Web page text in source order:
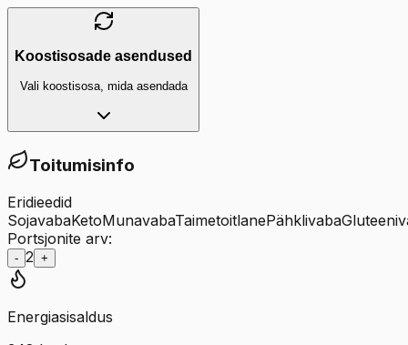
Koostisosade asendused
Vali koostisosa, mida asendada
Toitumisinfo
Eridieedid
SojavabaKetoMunavabaTaimetoitlanePähklivaba
Portsjonite arv:
- 2 +
Energiasisaldus